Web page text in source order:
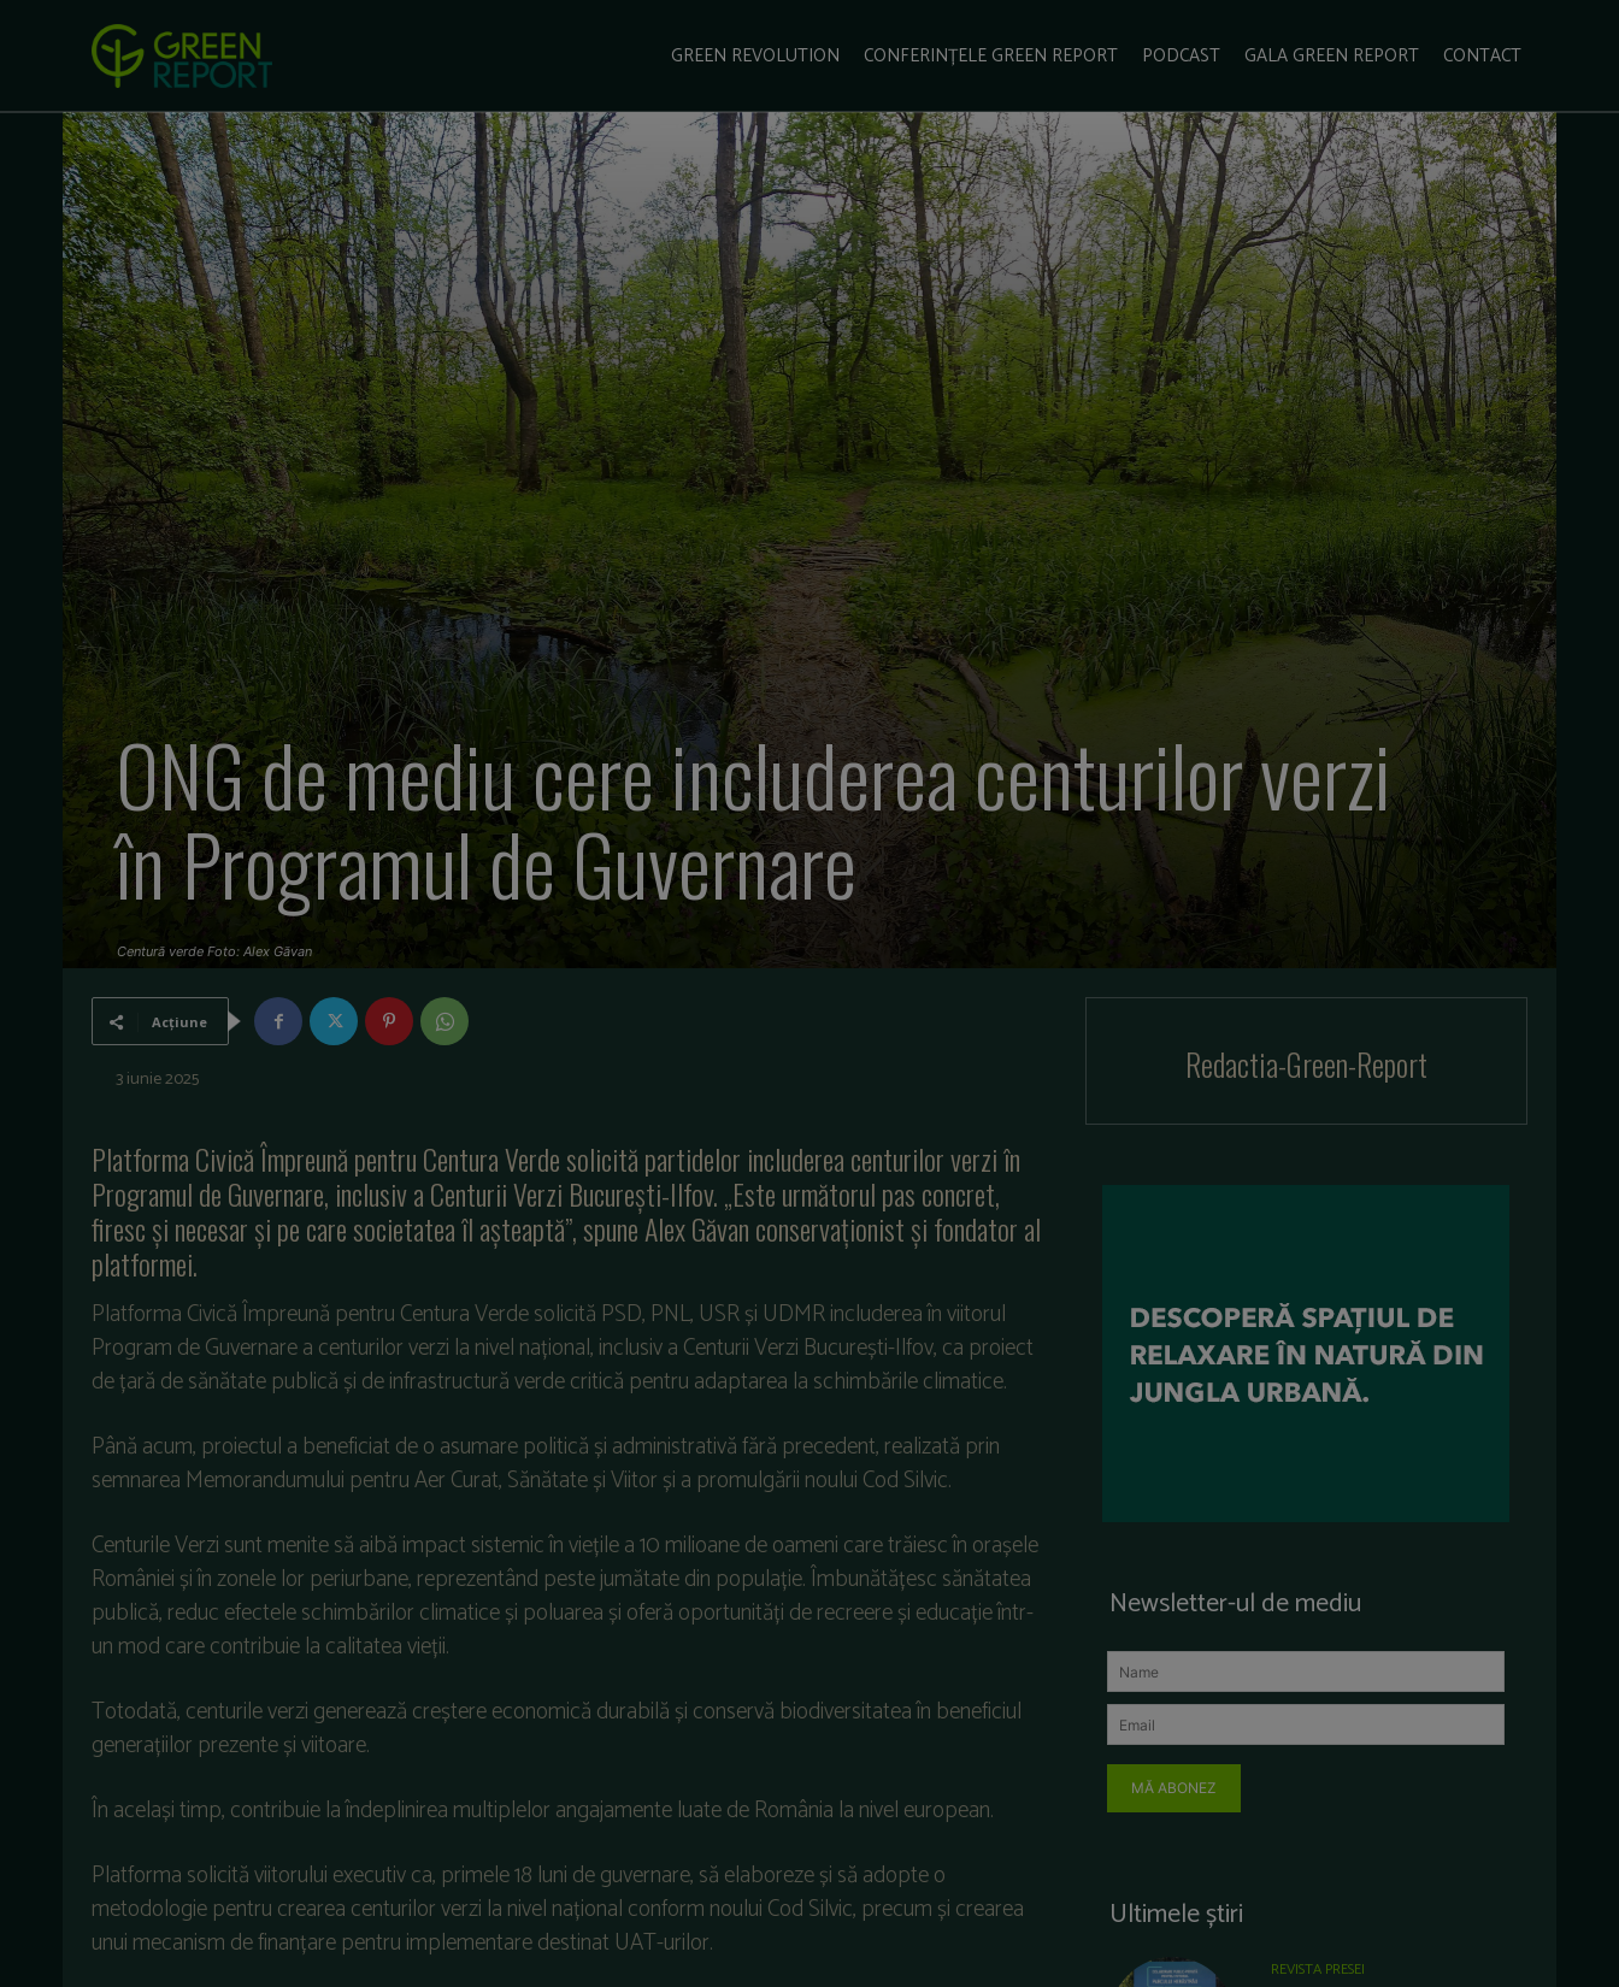
GREEN REVOLUTION CONFERINȚELE GREEN REPORT PODCAST GALA GREEN REPORT CONTACT
SCHIMBĂRI CLIMATICE
ONG de mediu cere includerea centurilor verzi
în Programul de Guvernare
Centură verde Foto: Alex Găvan
Acțiune
3 iunie 2025
Platforma Civică Împreună pentru Centura Verde solicită partidelor includerea centurilor verzi în
Programul de Guvernare, inclusiv a Centurii Verzi București-Ilfov. „Este următorul pas concret,
firesc și necesar și pe care societatea îl așteaptă”, spune Alex Găvan conservaționist și fondator al
platformei.
Platforma Civică Împreună pentru Centura Verde solicită PSD, PNL, USR și UDMR includerea în viitorul
Program de Guvernare a centurilor verzi la nivel național, inclusiv a Centurii Verzi București-Ilfov, ca proiect
de țară de sănătate publică și de infrastructură verde critică pentru adaptarea la schimbările climatice.
Până acum, proiectul a beneficiat de o asumare politică și administrativă fără precedent, realizată prin
semnarea Memorandumului pentru Aer Curat, Sănătate și Viitor și a promulgării noului Cod Silvic.
Centurile Verzi sunt menite să aibă impact sistemic în viețile a 10 milioane de oameni care trăiesc în orașele
României și în zonele lor periurbane, reprezentând peste jumătate din populație. Îmbunătățesc sănătatea
publică, reduc efectele schimbărilor climatice și poluarea și oferă oportunități de recreere și educație într-
un mod care contribuie la calitatea vieții.
Totodată, centurile verzi generează creștere economică durabilă și conservă biodiversitatea în beneficiul
generațiilor prezente și viitoare.
În același timp, contribuie la îndeplinirea multiplelor angajamente luate de România la nivel european.
Platforma solicită viitorului executiv ca, primele 18 luni de guvernare, să elaboreze și să adopte o
metodologie pentru crearea centurilor verzi la nivel național conform noului Cod Silvic, precum și crearea
unui mecanism de finanțare pentru implementare destinat UAT-urilor.
Redactia-Green-Report
Newsletter-ul de mediu
MĂ ABONEZ
Ultimele știri
REVISTA PRESEI